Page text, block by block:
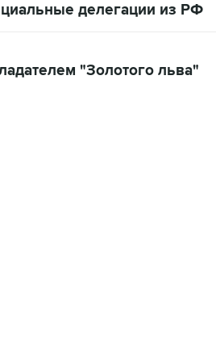
делегации из РФ
"Золотого льва"